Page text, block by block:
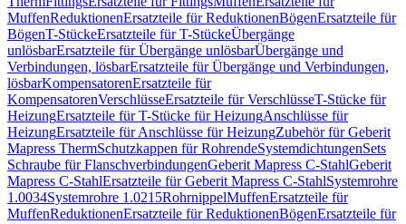
MuffenReduktionenErsatzteile für ReduktionenBögenErsatzteile für
BögenT-StückeErsatzteile für T-StückeÜbergänge
unlösbarErsatzteile für Übergänge unlösbarÜbergänge und
Verbindungen, lösbarErsatzteile für Übergänge und Verbindungen,
lösbarKompensatorenErsatzteile für
KompensatorenVerschlüsseErsatzteile für VerschlüsseT-Stücke für
HeizungErsatzteile für T-Stücke für HeizungAnschlüsse für
HeizungErsatzteile für Anschlüsse für HeizungZubehör für Geberit
Mapress ThermSchutzkappen für RohrendeSystemdichtungenSets
Schraube für FlanschverbindungenGeberit Mapress C-StahlGeberit
Mapress C-StahlErsatzteile für Geberit Mapress C-StahlSystemrohre
1.0034Systemrohre 1.0215RohrnippelMuffenErsatzteile für
MuffenReduktionenErsatzteile für ReduktionenBögenErsatzteile für